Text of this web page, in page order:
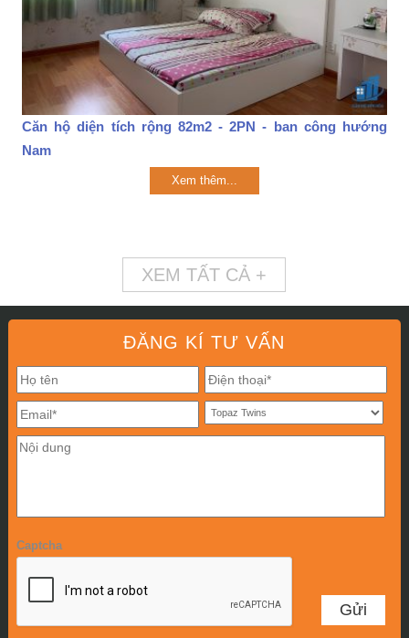
Căn hộ diện tích rộng 82m2 - 2PN - ban công hướng
Nam
Xem thêm...
XEM TẤT CẢ +
ĐĂNG KÍ TƯ VẤN
Captcha